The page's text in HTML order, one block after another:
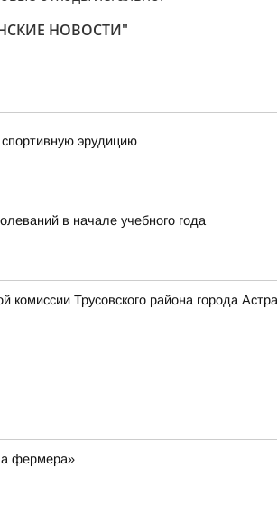
НОВОСТИ"
эрудицию
в начале учебного года
комиссии Трусовского района города
фермера»